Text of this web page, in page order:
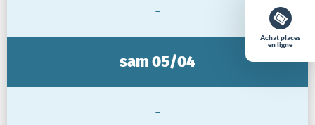
Achat places
en ligne
-
sam 05/04
-